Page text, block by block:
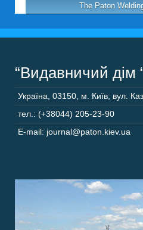
The Paton
“Видавничий дім
Україна 03150 м. Київ, вул.
тел.: (+38044) 205-23-90
E-mail: journal@paton.kiev.ua